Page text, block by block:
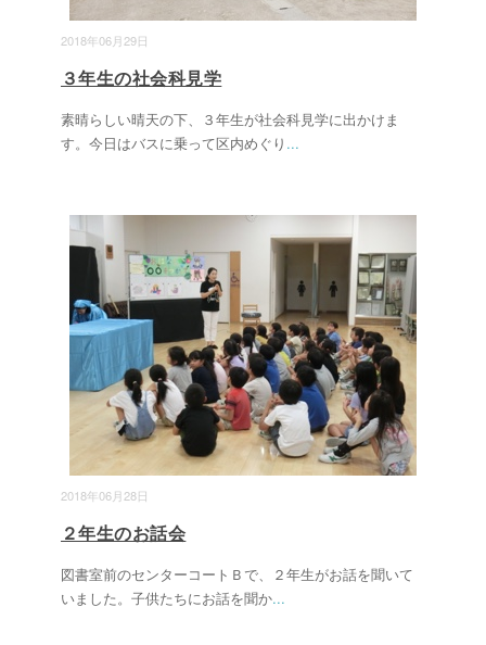
2018年06月29日
３年生の社会科見学
素晴らしい晴天の下、３年生が社会科見学に出かけま
す。今日はバスに乗って区内めぐり ...
2018年06月28日
２年生のお話会
図書室前のセンターコートＢで、２年生がお話を聞いて
いました。子供たちにお話を聞か...